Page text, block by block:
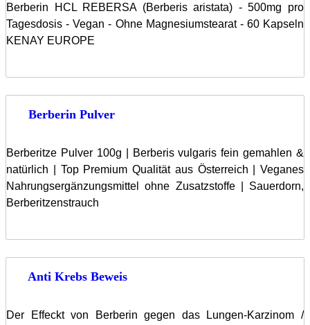
Berberin HCL REBERSA (Berberis aristata) - 500mg pro
Tagesdosis - Vegan - Ohne Magnesiumstearat - 60 Kapseln
KENAY EUROPE
Berberin Pulver
Berberitze Pulver 100g | Berberis vulgaris fein gemahlen &
natürlich | Top Premium Qualität aus Österreich | Veganes
Nahrungsergänzungsmittel ohne Zusatzstoffe | Sauerdorn,
Berberitzenstrauch
Anti Krebs Beweis
Der Effeckt von Berberin gegen das Lungen-Karzinom /